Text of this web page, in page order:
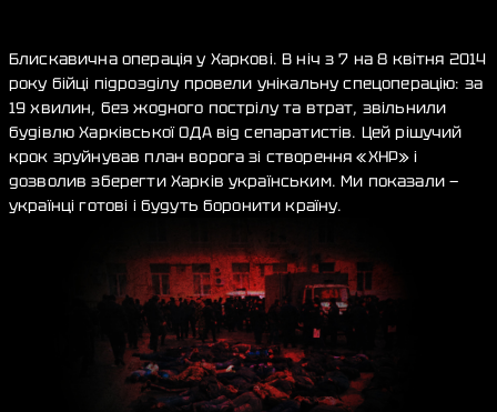
Блискавична операція у Харкові. В ніч з 7 на 8 квітня 2014
року бійці підрозділу провели унікальну спецоперацію: за
19 хвилин, без жодного пострілу та втрат, звільнили
будівлю Харківської ОДА від сепаратистів. Цей рішучий
крок зруйнував план ворога зі створення «ХНР» і
дозволив зберегти Харків українським. Ми показали —
українці готові і будуть боронити країну.